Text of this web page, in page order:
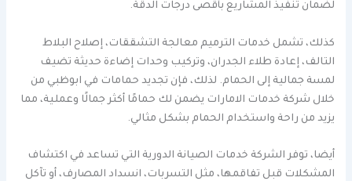
لضمان تنفيذ المشاريع بأقصى درجات الدقة.
كذلك، تشمل خدمات الترميم معالجة التشققات، إصلاح البلاط
التالف، إعادة طلاء الجدران، وتركيب وحدات إضاءة حديثة تضيف
لمسة جمالية إلى الحمام. لذلك، فإن تجديد حمامات في ابوظبي من
خلال شركة خدمات الامارات يضمن لك حمامًا أكثر جمالًا وعملية، مما
يزيد من راحة واستخدام الحمام بشكل مثالي.
أيضا، توفر الشركة خدمات الصيانة الدورية التي تساعد في اكتشاف
المشكلات قبل تفاقمها، مثل التسربات، انسداد المصارف، أو تآكل